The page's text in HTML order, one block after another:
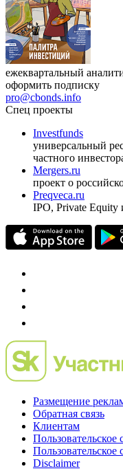
ежеквартальный
оформить подписку
pro@cbonds.info
Спец проекты
Investfunds
универсальный
частного
Mergers.ru
проект о
Preqveca.ru
IPO, Private Equity
Размещение
Обратная связь
Клиентам
Пользовательское
Пользовательское
Disclaimer